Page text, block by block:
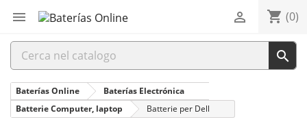
 shopping_cart (0)


Baterías Online
Baterías Electrónica
Batterie Computer, laptop
Batterie per Dell